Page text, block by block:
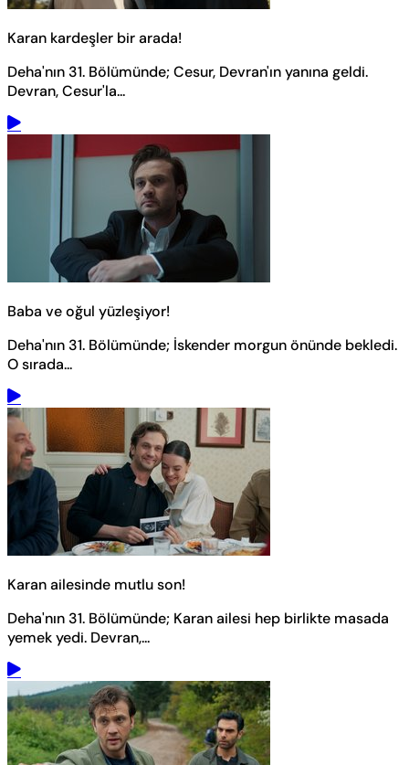
Karan kardeşler bir arada!
Deha'nın 31. Bölümünde; Cesur, Devran'ın yanına geldi.
Devran, Cesur'la...
Baba ve oğul yüzleşiyor!
Deha'nın 31. Bölümünde; İskender morgun önünde bekledi.
O sırada...
Karan ailesinde mutlu son!
Deha'nın 31. Bölümünde; Karan ailesi hep birlikte masada
yemek yedi. Devran,...